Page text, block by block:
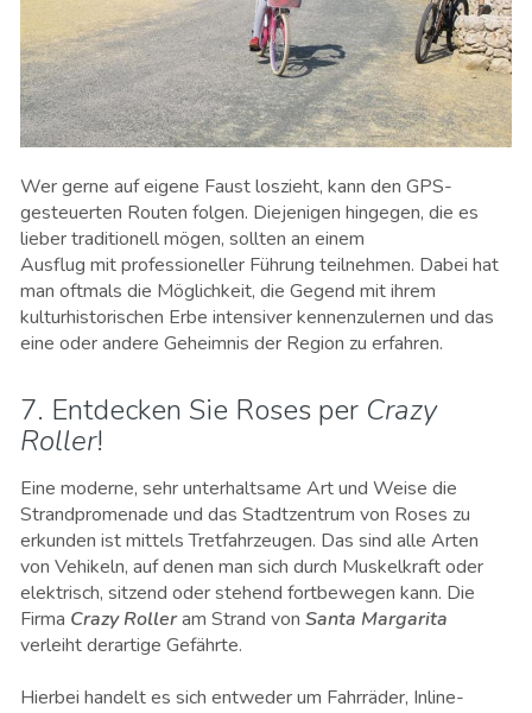
Wer gerne auf eigene Faust loszieht, kann den GPS-
gesteuerten Routen folgen. Diejenigen hingegen, die es
lieber traditionell mögen, sollten an einem
Ausflug mit professioneller Führung teilnehmen. Dabei hat
man oftmals die Möglichkeit, die Gegend mit ihrem
kulturhistorischen Erbe intensiver kennenzulernen und das
eine oder andere Geheimnis der Region zu erfahren.
7. Entdecken Sie Roses per Crazy
Roller!
Eine moderne, sehr unterhaltsame Art und Weise die
Strandpromenade und das Stadtzentrum von Roses zu
erkunden ist mittels Tretfahrzeugen. Das sind alle Arten
von Vehikeln, auf denen man sich durch Muskelkraft oder
elektrisch, sitzend oder stehend fortbewegen kann. Die
Firma Crazy Rolleram Strand von Santa Margarita
verleiht derartige Gefährte.
Hierbei handelt es sich entweder um Fahrräder, Inline-